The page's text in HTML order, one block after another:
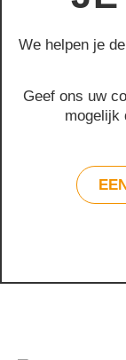
We helpen je
Geef ons uw
mogelijk